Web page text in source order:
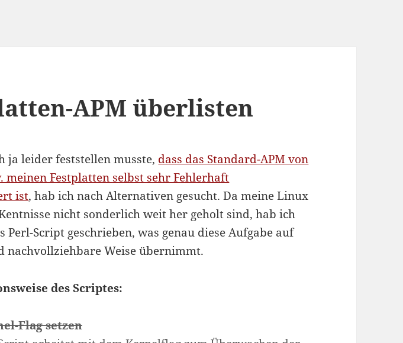
APM überlisten
ja leider feststellen musste, dass das Standard-APM von
meinen Festplatten selbst sehr Fehlerhaft
ist, hab ich nach Alternativen gesucht. Da meine Linux
nicht sonderlich weit her geholt sind, hab ich
Perl-Script geschrieben, was genau diese Aufgabe auf
nachvollziehbare Weise übernimmt.
des Scriptes:
Flag setzen